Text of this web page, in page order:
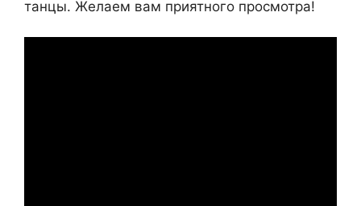
танцы. Желаем вам приятного просмотра!